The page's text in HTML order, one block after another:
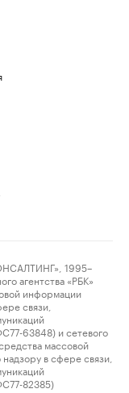
1995–
агентства «РБК»
информации
связи,
63848) и сетевого
массовой
в сфере связи,
82385)